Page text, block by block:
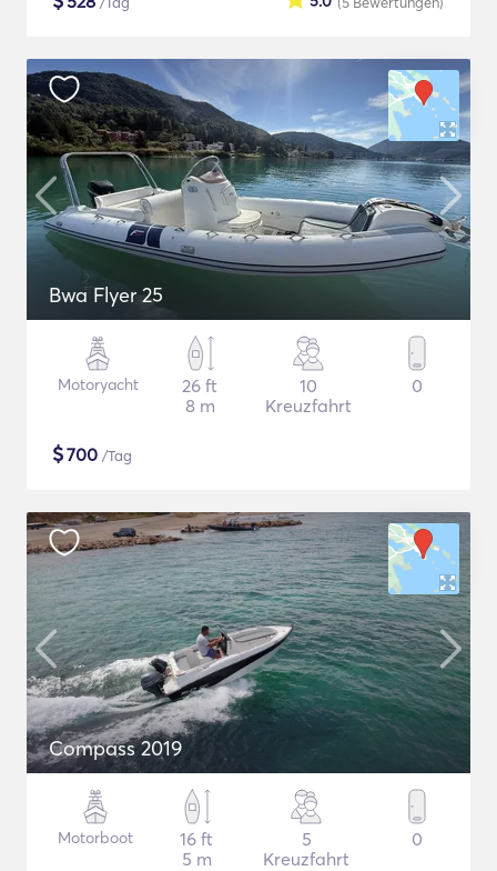
Bwa Flyer 25
Motoryacht
26 ft
8 m
10
Kreuzfahrt
0
$700 /Tag
Compass 2019
Motorboot
16 ft
5 m
5
Kreuzfahrt
0